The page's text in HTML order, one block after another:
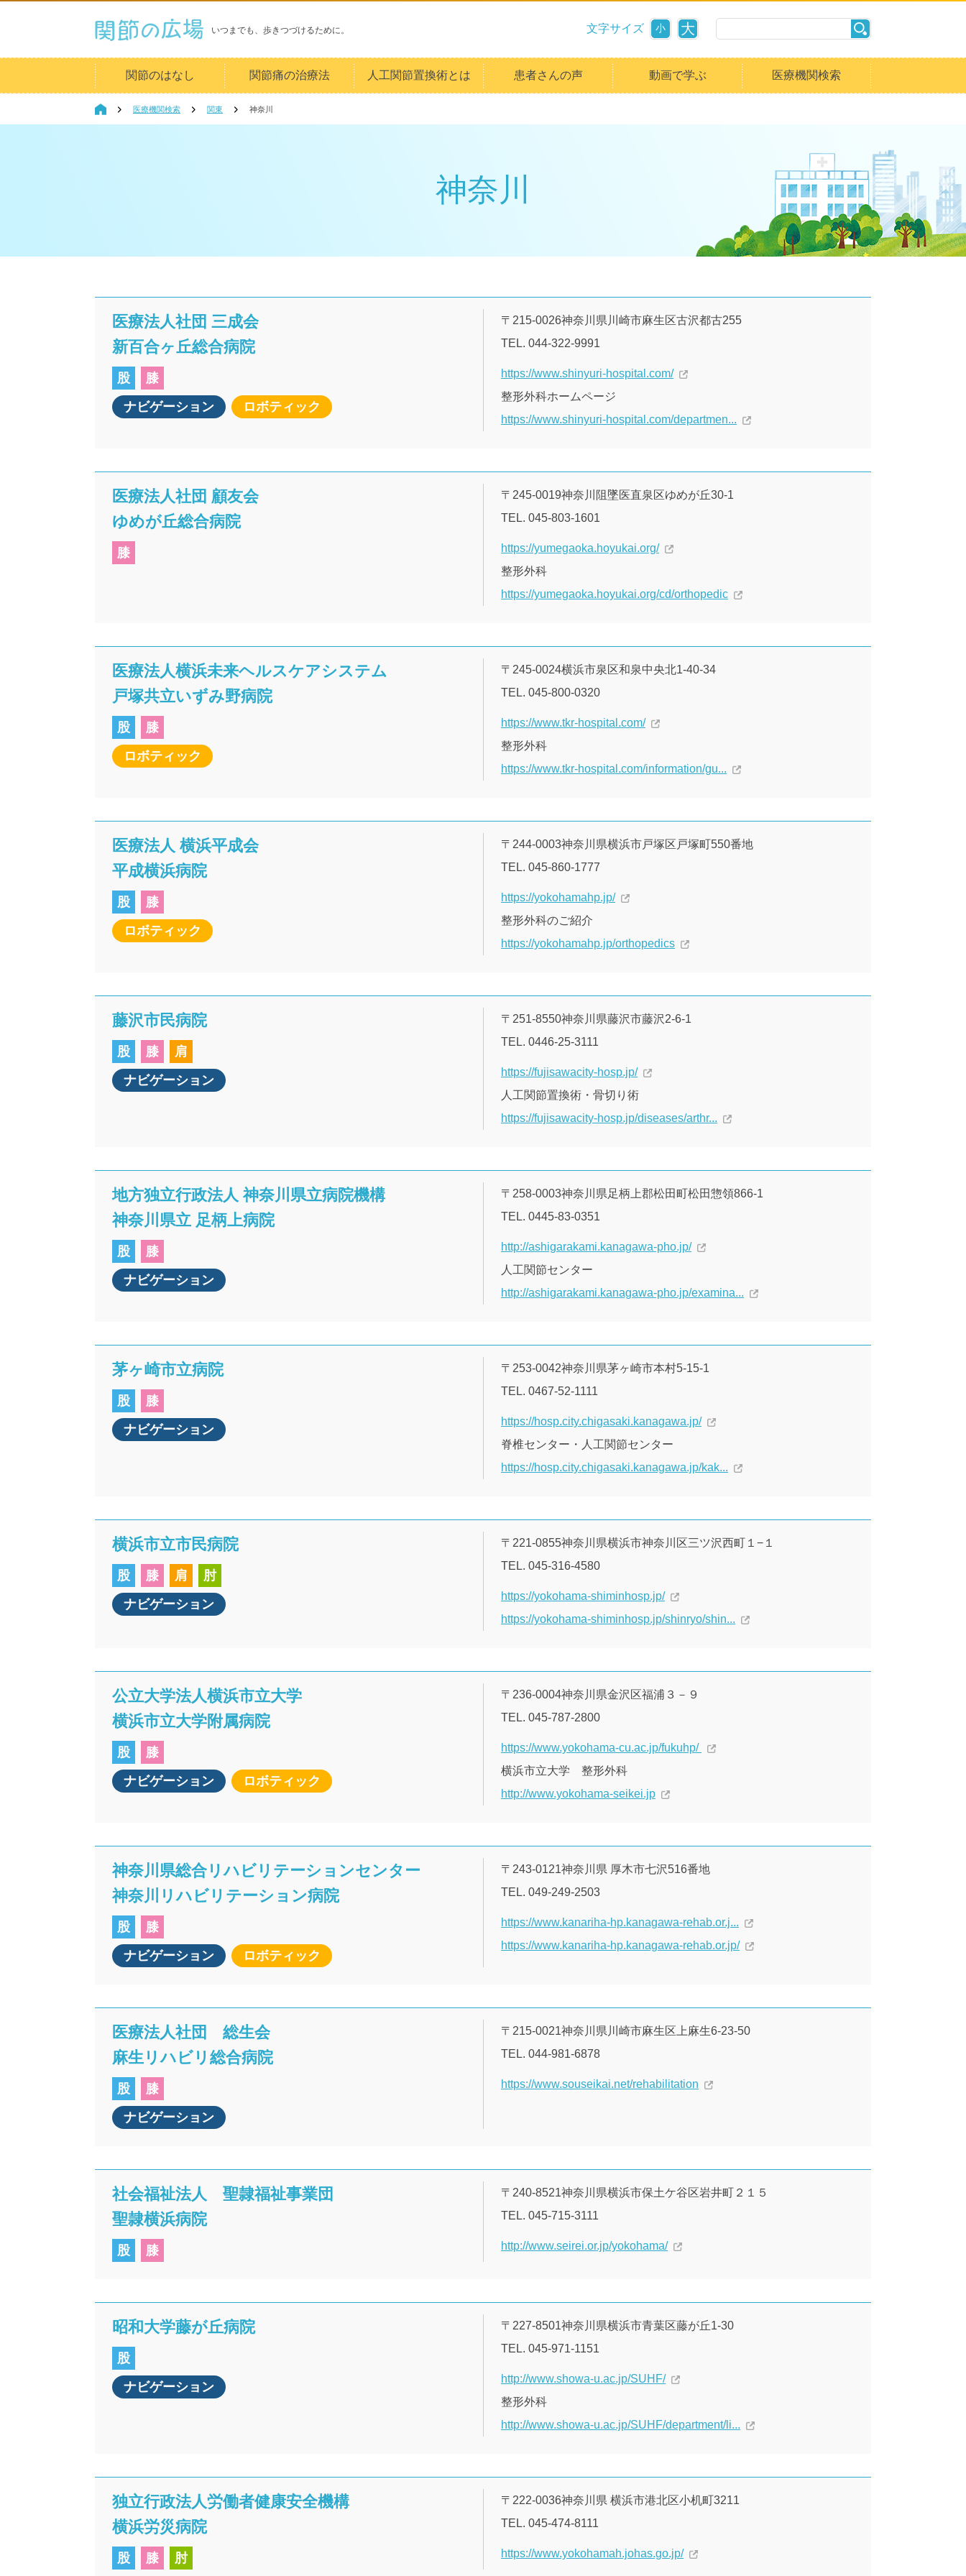
いつまでも、歩きつづけるために。 文字サイズ 小 大
関節のはなし 関節痛の治療法 人工関節置換術とは 患者さんの声 動画で学ぶ 医療機関検索
医療機関検索 関東 神奈川
神奈川
医療法人社団 三成会
新百合ヶ丘総合病院
股
膝
ナビゲーション
ロボティック
〒215-0026神奈川県川崎市麻生区古沢都古255
TEL. 044-322-9991
https://www.shinyuri-hospital.com/
整形外科ホームページ
https://www.shinyuri-hospital.com/departmen...
医療法人社団 顧友会
ゆめが丘総合病院
膝
〒245-0019神奈川阻墜医直泉区ゆめが丘30-1
TEL. 045-803-1601
https://yumegaoka.hoyukai.org/
整形外科
https://yumegaoka.hoyukai.org/cd/orthopedic
医療法人横浜未来ヘルスケアシステム
戸塚共立いずみ野病院
股
膝
ロボティック
〒245-0024横浜市泉区和泉中央北1-40-34
TEL. 045-800-0320
https://www.tkr-hospital.com/
整形外科
https://www.tkr-hospital.com/information/gu...
医療法人 横浜平成会
平成横浜病院
股
膝
ロボティック
〒244-0003神奈川県横浜市戸塚区戸塚町550番地
TEL. 045-860-1777
https://yokohamahp.jp/
整形外科のご紹介
https://yokohamahp.jp/orthopedics
藤沢市民病院
股 膝
肩
ナビゲーション
〒251-8550神奈川県藤沢市藤沢2-6-1
TEL. 0446-25-3111
https://fujisawacity-hosp.jp/
人工関節置換術・骨切り術
https://fujisawacity-hosp.jp/diseases/arthr...
地方独立行政法人 神奈川県立病院機構
神奈川県立 足柄上病院
股
膝
ナビゲーション
〒258-0003神奈川県足柄上郡松田町松田惣領866-1
TEL. 0445-83-0351
http://ashigarakami.kanagawa-pho.jp/
人工関節センター
http://ashigarakami.kanagawa-pho.jp/examina...
茅ヶ崎市立病院
股
膝
ナビゲーション
〒253-0042神奈川県茅ヶ崎市本村5-15-1
TEL. 0467-52-1111
https://hosp.city.chigasaki.kanagawa.jp/
脊椎センター・人工関節センター
https://hosp.city.chigasaki.kanagawa.jp/kak...
横浜市立市民病院
股 膝 肩
肘
ナビゲーション
〒221-0855神奈川県横浜市神奈川区三ツ沢西町１−１
TEL. 045-316-4580
https://yokohama-shiminhosp.jp/
https://yokohama-shiminhosp.jp/shinryo/shin...
公立大学法人横浜市立大学
横浜市立大学附属病院
股
膝
ナビゲーション
ロボティック
〒236-0004神奈川県金沢区福浦３－９
TEL. 045-787-2800
https://www.yokohama-cu.ac.jp/fukuhp/
横浜市立大学 整形外科
http://www.yokohama-seikei.jp
神奈川県総合リハビリテーションセンター
神奈川リハビリテーション病院
股
膝
ナビゲーション
ロボティック
〒243-0121神奈川県 厚木市七沢516番地
TEL. 049-249-2503
https://www.kanariha-hp.kanagawa-rehab.or.j...
https://www.kanariha-hp.kanagawa-rehab.or.jp/
医療法人社団 総生会
麻生リハビリ総合病院
股
膝
ナビゲーション
〒215-0021神奈川県川崎市麻生区上麻生6-23-50
TEL. 044-981-6878
https://www.souseikai.net/rehabilitation
社会福祉法人 聖隷福祉事業団
聖隷横浜病院
股 膝
〒240-8521神奈川県横浜市保土ケ谷区岩井町２１５
TEL. 045-715-3111
http://www.seirei.or.jp/yokohama/
昭和大学藤が丘病院
股
ナビゲーション
〒227-8501神奈川県横浜市青葉区藤が丘1-30
TEL. 045-971-1151
http://www.showa-u.ac.jp/SUHF/
整形外科
http://www.showa-u.ac.jp/SUHF/department/li...
独立行政法人労働者健康安全機構
横浜労災病院
股 膝 肘
〒222-0036神奈川県 横浜市港北区小机町3211
TEL. 045-474-8111
https://www.yokohamah.johas.go.jp/